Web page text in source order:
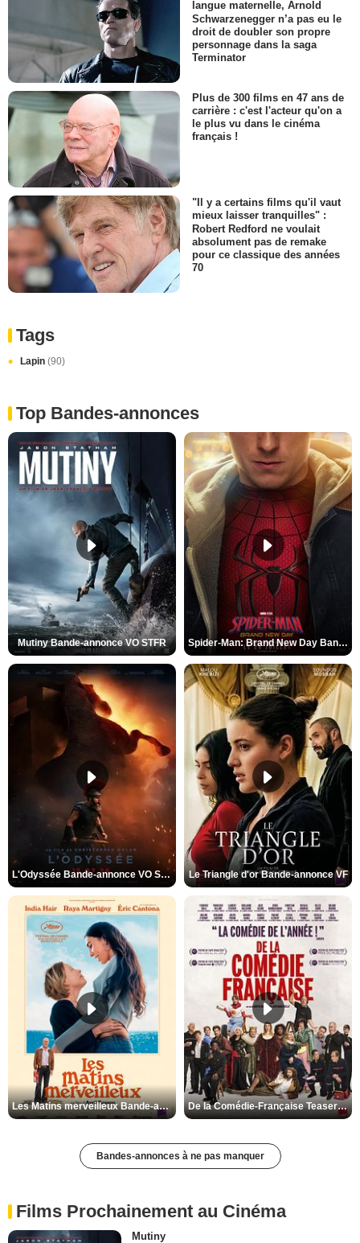
langue maternelle, Arnold
Schwarzenegger n’a pas eu le
droit de doubler son propre
personnage dans la saga
Terminator
Plus de 300 films en 47 ans de
carrière : c'est l'acteur qu'on a
le plus vu dans le cinéma
français !
"Il y a certains films qu'il vaut
mieux laisser tranquilles" :
Robert Redford ne voulait
absolument pas de remake
pour ce classique des années
70
Tags
Lapin (90)
Top Bandes-annonces
Mutiny Bande-annonce VO STFR Spider-Man: Brand New Day Bande-annonce VO STFR
L'Odyssée Bande-annonce VO STFR Le Triangle d'or Bande-annonce VF
Les Matins merveilleux Bande-annonce VF De la Comédie-Française Teaser VF
Bandes-annonces à ne pas manquer
Films Prochainement au Cinéma
Mutiny